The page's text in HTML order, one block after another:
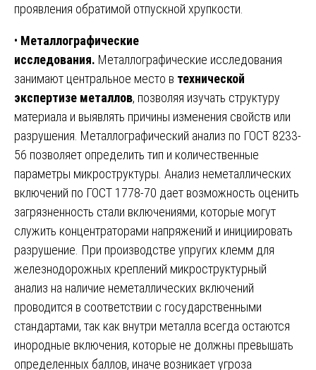
проявления обратимой отпускной хрупкости.
• Металлографические
исследования. Металлографические исследования
занимают центральное место в технической
экспертизе металлов, позволяя изучать структуру
материала и выявлять причины изменения свойств или
разрушения. Металлографический анализ по ГОСТ 8233-
56 позволяет определить тип и количественные
параметры микроструктуры. Анализ неметаллических
включений по ГОСТ 1778-70 дает возможность оценить
загрязненность стали включениями, которые могут
служить концентраторами напряжений и инициировать
разрушение. При производстве упругих клемм для
железнодорожных креплений микроструктурный
анализ на наличие неметаллических включений
проводится в соответствии с государственными
стандартами, так как внутри металла всегда остаются
инородные включения, которые не должны превышать
определенных баллов, иначе возникает угроза